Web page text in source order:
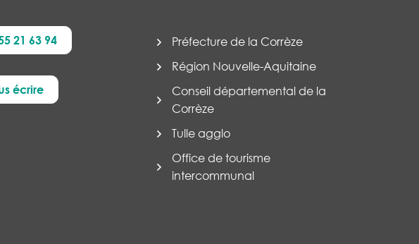
21 63 94
écrire
Préfecture de la Corrèze
Région Nouvelle-Aquitaine
Conseil départemental de la
Corrèze
Tulle agglo
Office de tourisme
intercommunal